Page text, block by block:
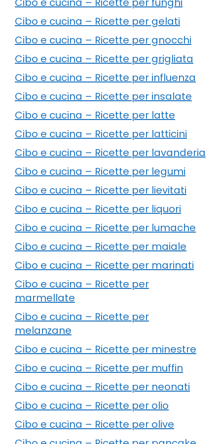
Cibo e cucina – Ricette per gelati
Cibo e cucina – Ricette per gnocchi
Cibo e cucina – Ricette per grigliata
Cibo e cucina – Ricette per influenza
Cibo e cucina – Ricette per insalate
Cibo e cucina – Ricette per latte
Cibo e cucina – Ricette per latticini
Cibo e cucina – Ricette per lavanderia
Cibo e cucina – Ricette per legumi
Cibo e cucina – Ricette per lievitati
Cibo e cucina – Ricette per liquori
Cibo e cucina – Ricette per lumache
Cibo e cucina – Ricette per maiale
Cibo e cucina – Ricette per marinati
Cibo e cucina – Ricette per
marmellate
Cibo e cucina – Ricette per
melanzane
Cibo e cucina – Ricette per minestre
Cibo e cucina – Ricette per muffin
Cibo e cucina – Ricette per neonati
Cibo e cucina – Ricette per olio
Cibo e cucina – Ricette per olive